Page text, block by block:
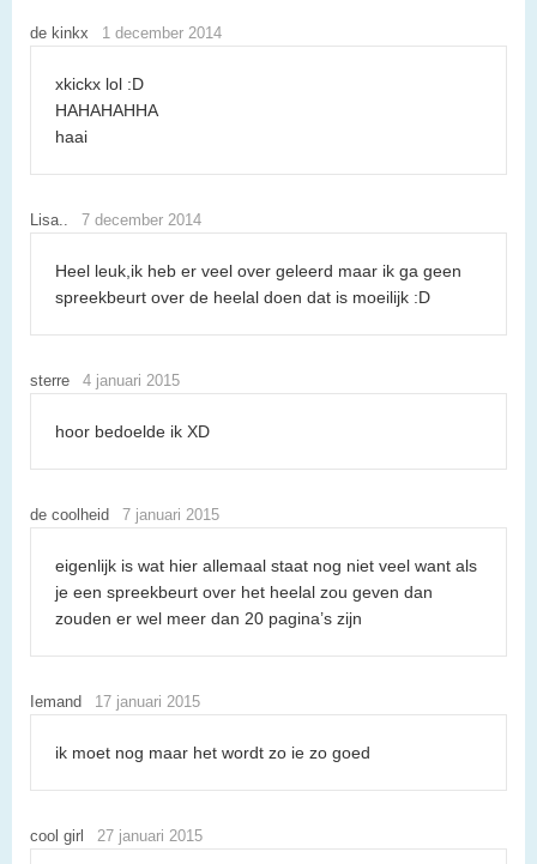
de kinkx 1 december 2014
xkickx lol :D
HAHAHAHHA
haai
Lisa.. 7 december 2014
Heel leuk,ik heb er veel over geleerd maar ik ga geen
spreekbeurt over de heelal doen dat is moeilijk :D
sterre 4 januari 2015
hoor bedoelde ik XD
de coolheid 7 januari 2015
eigenlijk is wat hier allemaal staat nog niet veel want als
je een spreekbeurt over het heelal zou geven dan
zouden er wel meer dan 20 pagina’s zijn
Iemand 17 januari 2015
ik moet nog maar het wordt zo ie zo goed
cool girl 27 januari 2015